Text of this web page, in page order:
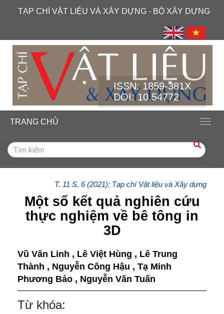
##plugins.themes.academic_free.accessible_menu.label##
##plugins.themes.academic_free.accessible_menu.sidebar##
TẠP CHÍ VẬT LIỆU VÀ XÂY DỰNG - BỘ XÂY DỰNG
ISSN:1859-381X
DOI: 10.54772
TRANG CHỦ
T. 11 S. 6 (2021): Tạp chí Vật liệu và Xây dựng
Một số kết quả nghiên cứu
thực nghiệm về bê tông in
3D
Vũ Văn Linh , Lê Việt Hùng , Lê Trung
Thành , Nguyễn Công Hậu , Tạ Minh
Phương Bảo , Nguyễn Văn Tuấn
Từ khóa: